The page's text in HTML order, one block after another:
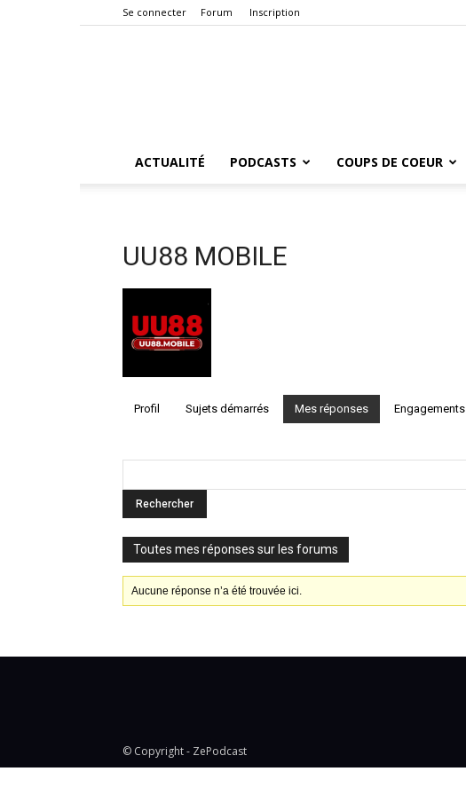
Se connecter Forum Inscription
ACTUALITÉ PODCASTS COUPS DE COEUR
UU88 MOBILE
Profil Sujets démarrés Mes réponses Engagements
Toutes mes réponses sur les forums
Aucune réponse n’a été trouvée ici.
© Copyright - ZePodcast